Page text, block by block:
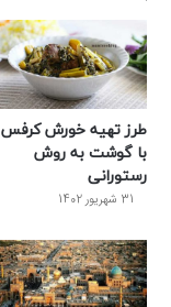
ک
ر
طرز تهیه خورش کرفس
با گوشت به روش
رستورانی
31 شهریور 1402